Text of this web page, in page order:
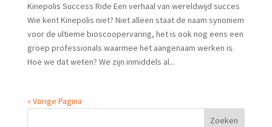
Kinepolis Success Ride Een verhaal van wereldwijd succes
Wie kent Kinepolis niet? Niet alleen staat de naam synoniem
voor de ultieme bioscoopervaring, het is ook nog eens een
groep professionals waarmee het aangenaam werken is.
Hoe we dat weten? We zijn inmiddels al...
« Vorige Pagina
Zoeken